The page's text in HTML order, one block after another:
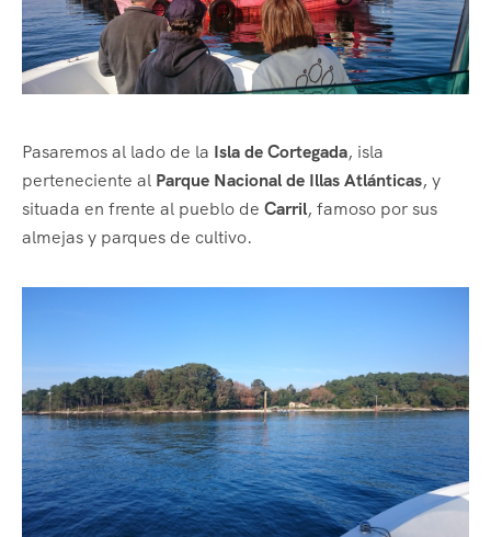
Pasaremos al lado de la Isla de Cortegada, isla
perteneciente al Parque Nacional de Illas Atlánticas, y
situada en frente al pueblo de Carril, famoso por sus
almejas y parques de cultivo.